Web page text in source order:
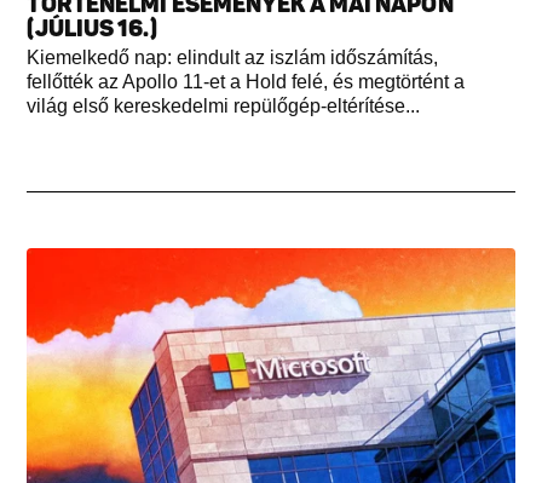
(JÚLIUS 16.)
Kiemelkedő nap: elindult az iszlám időszámítás,
fellőtték az Apollo 11-et a Hold felé, és megtörtént a
világ első kereskedelmi repülőgép-eltérítése...